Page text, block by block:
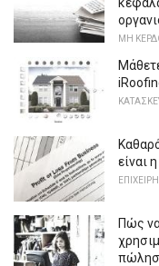
ΜΗ
είναι
Πώς